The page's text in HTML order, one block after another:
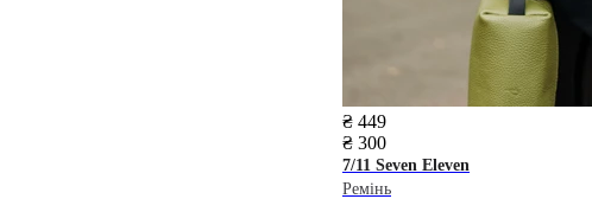
₴ 449
₴ 300
7/11 Seven Eleven
Ремінь